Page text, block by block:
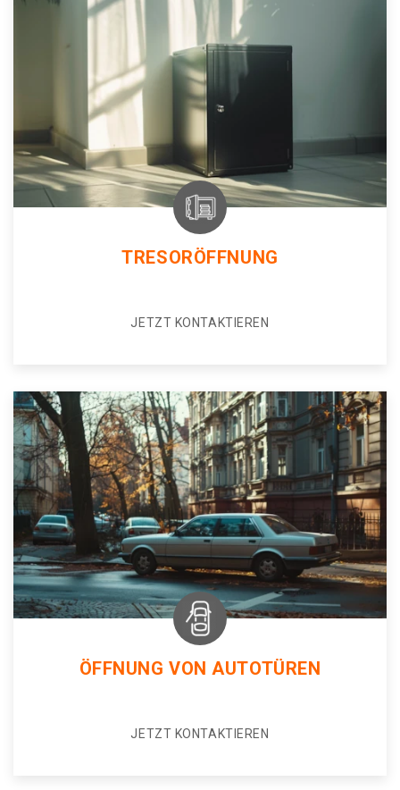
TRESORÖFFNUNG
JETZT KONTAKTIEREN
ÖFFNUNG VON AUTOTÜREN
JETZT KONTAKTIEREN